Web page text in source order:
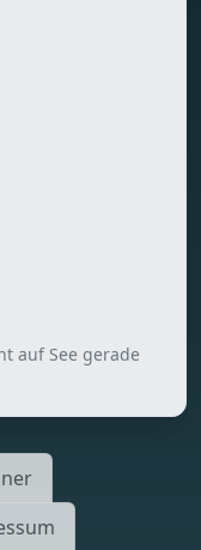
auf See gerade